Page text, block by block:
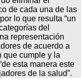
de cada una de las
lo que resulta “un
del
representación
de acuerdo a
que cumple y la
esta manera este
de la salud”.